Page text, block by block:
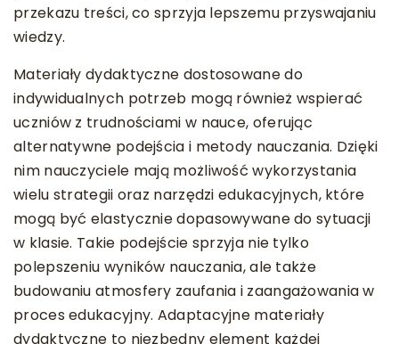
przekazu treści, co sprzyja lepszemu przyswajaniu
wiedzy.
Materiały dydaktyczne dostosowane do
indywidualnych potrzeb mogą również wspierać
uczniów z trudnościami w nauce, oferując
alternatywne podejścia i metody nauczania. Dzięki
nim nauczyciele mają możliwość wykorzystania
wielu strategii oraz narzędzi edukacyjnych, które
mogą być elastycznie dopasowywane do sytuacji
w klasie. Takie podejście sprzyja nie tylko
polepszeniu wyników nauczania, ale także
budowaniu atmosfery zaufania i zaangażowania w
proces edukacyjny. Adaptacyjne materiały
dydaktyczne to niezbędny element każdej